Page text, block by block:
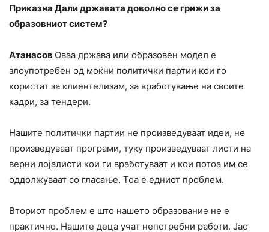
Приказна Дали државата доволно се грижи за
образовниот систем?
Атанасов Оваа држава или образовен модел е
злоупотребен од моќни политички партии кои го
користат за клиентелизам, за вработување на своите
кадри, за тендери.
Нашите политички партии не произведуваат идеи, не
произведуваат програми, туку произведуваат листи на
верни лојалисти кои ги вработуваат и кои потоа им се
оддолжуваат со гласање. Тоа е едниот проблем.
Вториот проблем е што нашето образование не е
практично. Нашите деца учат непотребни работи. Јас